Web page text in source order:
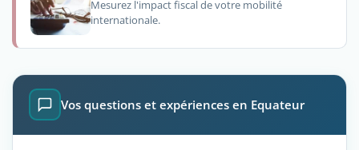
Mesurez l'impact fiscal de votre mobilité
internationale.
Vos questions et expériences en Equateur